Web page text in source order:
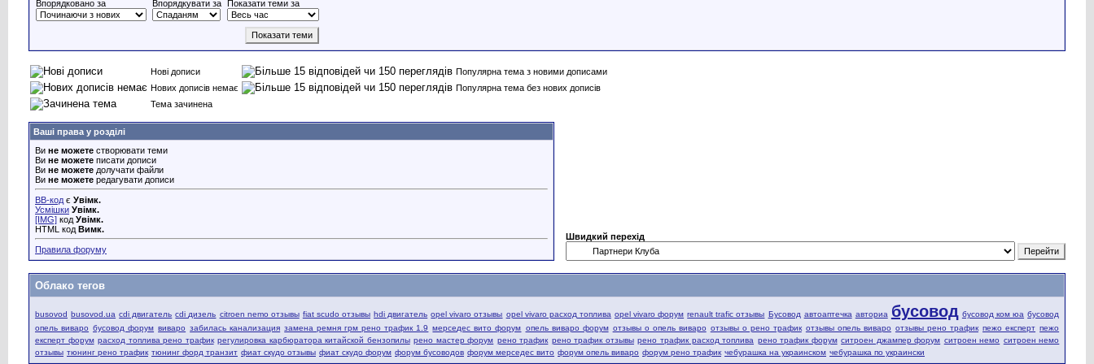
Впорядковано за Впорядкувати за Показати теми за
Нові дописи
Популярна тема з новими дописами
Нових дописів немає
Популярна тема без нових дописів
Тема зачинена
Ваші права у розділі
Ви не можете створювати теми
Ви не можете писати дописи
Ви не можете долучати файли
Ви не можете редагувати дописи
BB-код є Увімк.
Усмішки Увімк.
[IMG] код Увімк.
HTML код Вимк.
Правила форуму
Швидкий перехід
Облако тегов
busovod busovod.ua cdi двигатель cdi дизель citroen nemo отзывы fiat scudo отзывы hdi двигатель opel vivaro отзывы opel vivaro расход топлива opel vivaro форум renault trafic отзывы Бусовод автоаптечка авториа бусовод бусовод ком юа бусовод
опель виваро бусовод форум виваро забилась канализация замена ремня грм рено трафик 1.9 мерседес вито форум опель виваро форум отзывы о опель виваро отзывы о рено трафик отзывы опель виваро отзывы рено трафик пежо експерт пежо
експерт форум расход топлива рено трафик регулировка карбюратора китайской бензопилы рено мастер форум рено трафик рено трафик отзывы рено трафик расход топлива рено трафик форум ситроен джампер форум ситроен немо ситроен немо
отзывы тюнинг рено трафик тюнинг форд транзит фиат скудо отзывы фиат скудо форум форум бусоводов форум мерседес вито форум опель виваро форум рено трафик чебурашка на украинском чебурашка по украински